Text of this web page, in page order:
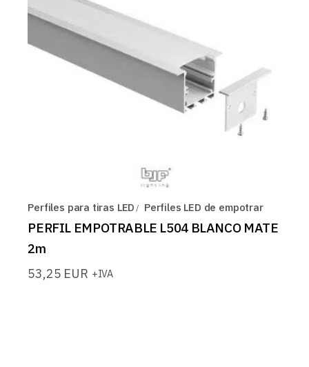
Perfiles para tiras LED Perfiles LED de empotrar
PERFIL EMPOTRABLE L504 BLANCO MATE
2m
53,25 EUR +IVA